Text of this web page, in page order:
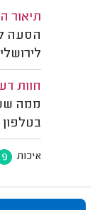
תיאור
חוות
ממה
בטלפון
איכות 9